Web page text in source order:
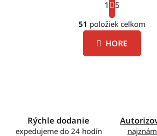
O
v
l
á
d
t
r
á
n
k
1 5
51 položiek celkom
HORE
Rýchle dodanie
expedujeme do 24 hodín